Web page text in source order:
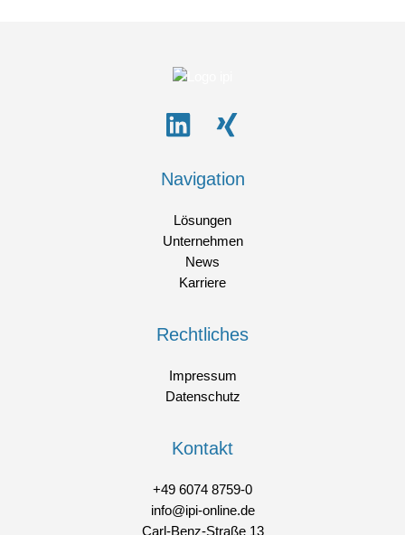
Navigation
Lösungen
Unternehmen
News
Karriere
Rechtliches
Impressum
Datenschutz
Kontakt
+49 6074 8759-0
info@ipi-online.de
Carl-Benz-Straße 13